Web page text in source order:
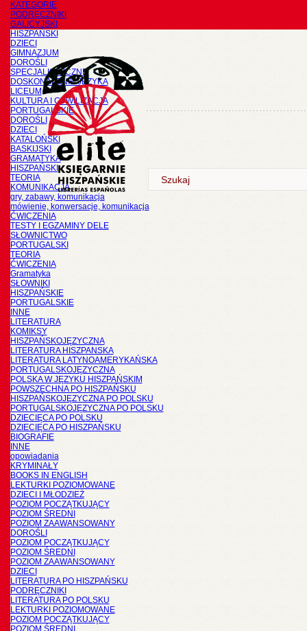
KATEGORIE
PODRĘCZNIKI
GALICYJSKI
HISZPAŃSKI
DZIECI
GIMNAZJUM
DOROŚLI
SPECJALISTYCZNE
DOSKONALENIE JĘZYKA
LICEUM
KULTURA I CYWILIZACJA
PORTUGALSKIE
DOROŚLI
DZIECI
KATALOŃSKI
BASKIJSKI
GRAMATYKA
HISZPAŃSKI
TEORIA
KOMUNIKACJA
gry, zabawy, komunikacja
mówienie, konwersacje, komunikacja
ĆWICZENIA
TESTY I EGZAMINY DELE
SŁOWNICTWO
PORTUGALSKI
TEORIA
ĆWICZENIA
Gramatyka
SŁOWNIKI
HISZPAŃSKIE
PORTUGALSKIE
INNE
LITERATURA
KOMIKSY
HISZPAŃSKOJĘZYCZNA
LITERATURA HISZPANSKA
LITERATURA LATYNOAMERYKAŃSKA
PORTUGALSKOJĘZYCZNA
POLSKA W JĘZYKU HISZPAŃSKIM
POWSZECHNA PO HISZPAŃSKU
HISZPAŃSKOJĘZYCZNA PO POLSKU
PORTUGALSKOJĘZYCZNA PO POLSKU
DZIECIĘCA PO POLSKU
DZIECIĘCA PO HISZPAŃSKU
BIOGRAFIE
INNE
opowiadania
KRYMINAŁY
BOOKS IN ENGLISH
LEKTURKI POZIOMOWANE
DZIECI I MŁODZIEŻ
POZIOM POCZĄTKUJĄCY
POZIOM ŚREDNI
POZIOM ZAAWANSOWANY
DOROŚLI
POZIOM POCZĄTKUJĄCY
POZIOM ŚREDNI
POZIOM ZAAWANSOWANY
DZIECI
LITERATURA PO HISZPAŃSKU
PODRĘCZNIKI
LITERATURA PO POLSKU
LEKTURKI POZIOMOWANE
POZIOM POCZĄTKUJĄCY
POZIOM ŚREDNI